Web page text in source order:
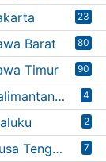
23
Barat 80
Timur 90
Kalimantan Timur 4
2
Nusa Tenggara Timur 7